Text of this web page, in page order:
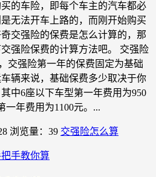
的车险，即每个车主的汽车都必
无法开车上路的，而刚开始购买
交强险的保费是怎么计算的，那
强险保费的计算方法吧。 交强险
交强险第一年的保费固定为基础
辆来说，基础保费多少取决于你
中6座以下车型第一年费用为950
一年费用为1100元。...
浏览量：39 交强险怎么算